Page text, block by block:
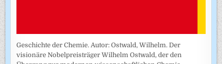
Geschichte der Chemie. Autor: Ostwald, Wilhelm. Der
visionäre Nobelpreisträger Wilhelm Ostwald, der den